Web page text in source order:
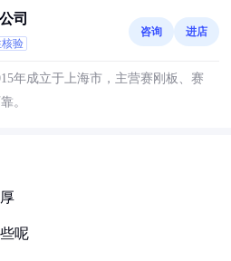
司
验
咨询 进店
年成立于上海市，主营赛刚板、赛
。
呢